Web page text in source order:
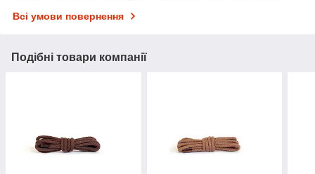
Всі умови повернення
Подібні товари компанії